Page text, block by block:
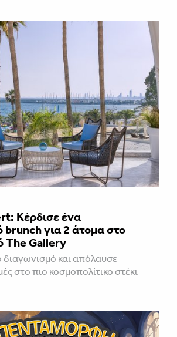
Κέρδισε ένα
brunch για 2 άτομα στο
The Gallery
και απόλαυσε
στο πιο κοσμοπολίτικο στέκι